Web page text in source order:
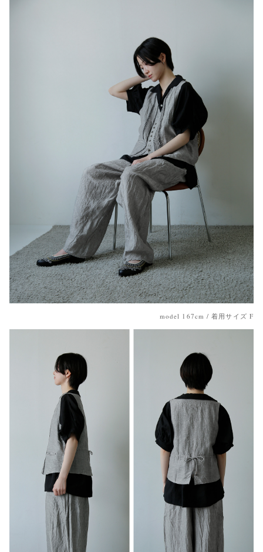
model 167cm / 着用サイズ F